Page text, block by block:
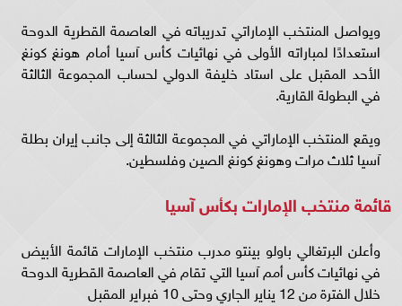
ويواصل المنتخب الإماراتي تدريباته في العاصمة القطرية الدوحة
استعدادًا لمباراته الأولى في نهائيات كأس آسيا أمام هونغ كونغ
الأحد المقبل على استاد خليفة الدولي لحساب المجموعة الثالثة
في البطولة القارية.
ويقع المنتخب الإماراتي في المجموعة الثالثة إلى جانب إيران بطلة
آسيا ثلاث مرات وهونغ كونغ الصين وفلسطين.
قائمة منتخب الإمارات بكأس آسيا
وأعلن البرتغالي باولو بينتو مدرب منتخب الإمارات قائمة الأبيض
في نهائيات كأس أمم آسيا التي تقام في العاصمة القطرية الدوحة
خلال الفترة من 12 يناير الجاري وحتى 10 فبراير المقبل